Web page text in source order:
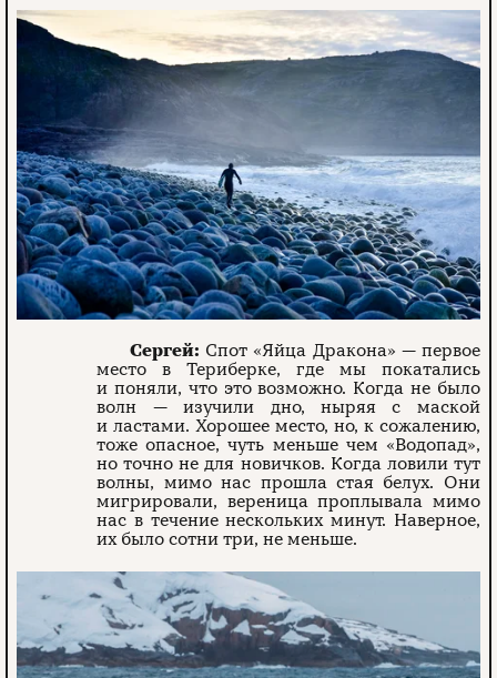
Сергей: Спот «Яйца Дракона» — первое
место в Териберке, где мы покатались
и поняли, что это возможно. Когда не было
волн — изучили дно, ныряя с маской
и ластами. Хорошее место, но, к сожалению,
тоже опасное, чуть меньше чем «Водопад»,
но точно не для новичков. Когда ловили тут
волны, мимо нас прошла стая белух. Они
мигрировали, вереница проплывала мимо
нас в течение нескольких минут. Наверное,
их было сотни три, не меньше.